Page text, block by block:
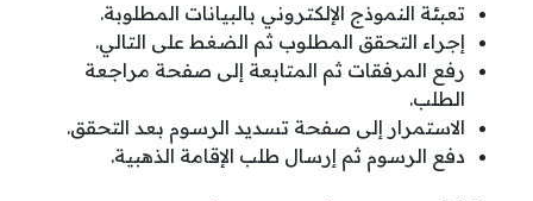
تعبئة النموذج الإلكتروني بالبيانات المطلوبة.
إجراء التحقق المطلوب ثم الضغط على التالي.
رفع المرفقات ثم المتابعة إلى صفحة مراجعة
الطلب.
الاستمرار إلى صفحة تسديد الرسوم بعد التحقق.
دفع الرسوم ثم إرسال طلب الإقامة الذهبية.